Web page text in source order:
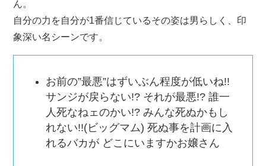
ん。
自分の力を自分が1番信じているその姿は男らしく、印
象深い名シーンです。
お前の”最悪”はずいぶん程度が低いね!!
サンジが戻らない!? それが最悪!? 誰一
人死なねェのかい!? みんな死ぬかもし
れない!!(ビッグマム) 死ぬ事を計画に入
れるバカが どこにいますかお嬢さん